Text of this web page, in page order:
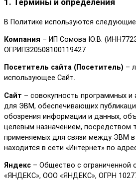
В Политике используются
Компания – ИП Сомова Ю.В.
ОГРИП320508100119427
Посетитель сайта (Посетитель) –
использующее Сайт.
Сайт – совокупность программных и
для ЭВМ, обеспечивающих
обозрения информации и данных,
целевым назначением, посредством
применяемых для связи между ЭВМ в
находится в сети «Интернет» по
Яндекс – Общество с ограниченной
«ЯНДЕКС», ООО «ЯНДЕКС», ОГРН